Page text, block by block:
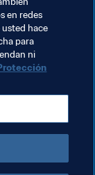
en redes
usted hace
para
ni